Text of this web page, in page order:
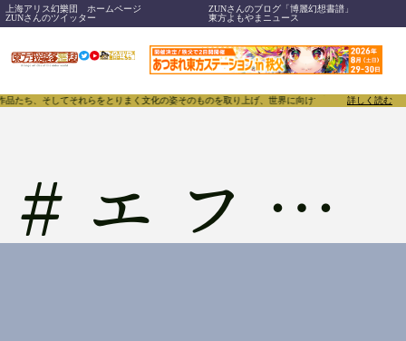
上海アリス幻樂団 ホームページ
ZUNさんのブログ「博麗幻想書譜」
ZUNさんのツイッター
東方よもやまニュース
、そしてそれらをとりまく文化の姿そのものを取り上げ、世界に向けて誇らしく発信する
詳しく読む
# エフトイズ